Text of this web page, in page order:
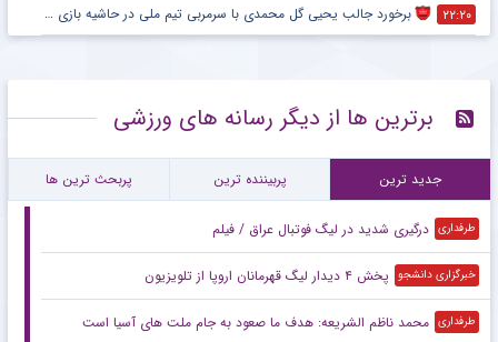
۲۲:۲۰ برخورد جالب یحیی گل محمدی با سرمربی تیم ملی در حاشیه بازی پرسپولیس
برترین ها از دیگر رسانه های ورزشی
جدید ترین پربیننده ترین پربحث ترین ها
طرفداری درگیری شدید در لیگ فوتبال عراق / فیلم
خبرگزاری دانشجو پخش ۴ دیدار لیگ قهرمانان اروپا از تلویزیون
طرفداری محمد ناظم الشریعه: هدف ما صعود به جام ملت های آسیا است